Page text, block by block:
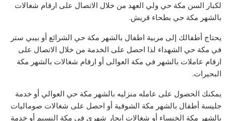
لكبار السن مكة حي ولي العهد من خلال الاتصال على ارقام شغالات
بالشهر مكة حي بطحاء قريش.
يحتاج أطفالك إلى مربية اطفال بالشهر مكة حي الشرائع أو بيبي ستر
في مكة حي الشهداء لذا احصل على الخدمة من خلال الاتصال على
ارقام عاملات بالشهر في مكة العوالى أو ارقام شغالات بالشهر مكة
البحيرات.
يمكنك الحصول على عامله منزليه بالشهر مكة حي العوالي أو خدمة
جليسة أطفال بالشهر مكة الشوقية أو احصل على شغالات صوماليات
بالشهر مكة الخنساء أو شغالات ايجار شهري في مكة النسيم أو خدمة